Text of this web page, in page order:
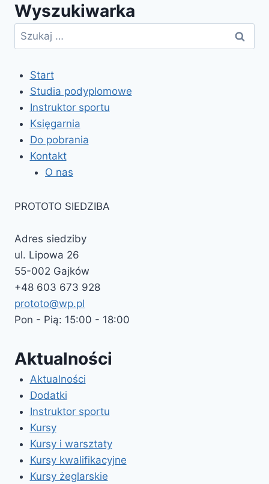
Rybniku
Wyszukiwarka
Szukaj:
Start
Studia podyplomowe
Instruktor sportu
Księgarnia
Do pobrania
Kontakt
O nas
PROTOTO SIEDZIBA
Adres siedziby
ul. Lipowa 26
55-002 Gajków
+48 603 673 928
prototo@wp.pl
Pon - Pią: 15:00 - 18:00
Aktualności
Aktualności
Dodatki
Instruktor sportu
Kursy
Kursy i warsztaty
Kursy kwalifikacyjne
Kursy żeglarskie